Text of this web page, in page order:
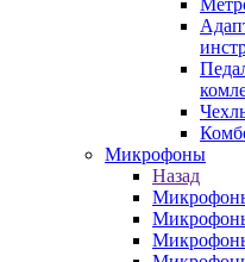
Микрофоны
Назад